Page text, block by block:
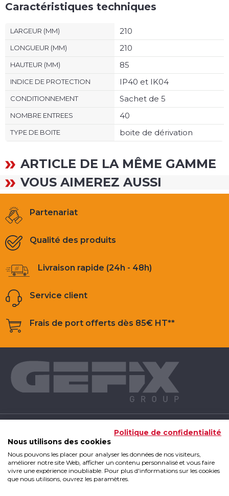
Caractéristiques techniques
LARGEUR (MM) 210
LONGUEUR (MM) 210
HAUTEUR (MM) 85
INDICE DE PROTECTION IP40 et IK04
CONDITIONNEMENT Sachet de 5
NOMBRE ENTREES 40
TYPE DE BOITE boite de dérivation
ARTICLE DE LA MÊME GAMME
VOUS AIMEREZ AUSSI
Partenariat
Qualité des produits
Livraison rapide (24h - 48h)
Service client
Frais de port offerts dès 85€ HT**
INFOS UTILES
Politique de confidentialité
Nous utilisons des cookies
Nous pouvons les placer pour analyser les données de nos visiteurs,
améliorer notre site Web, afficher un contenu personnalisé et vous faire
vivre une expérience inoubliable. Pour plus d'informations sur les cookies
que nous utilisons, ouvrez les paramètres.